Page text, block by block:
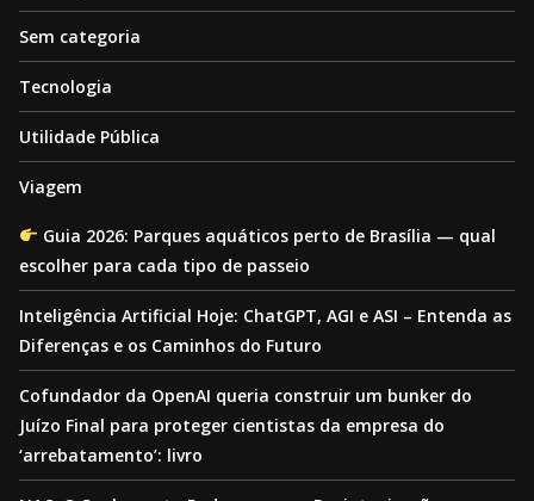
Sem categoria
Tecnologia
Utilidade Pública
Viagem
Guia 2026: Parques aquáticos perto de Brasília — qual
escolher para cada tipo de passeio
Inteligência Artificial Hoje: ChatGPT, AGI e ASI – Entenda as
Diferenças e os Caminhos do Futuro
Cofundador da OpenAI queria construir um bunker do
Juízo Final para proteger cientistas da empresa do
‘arrebatamento’: livro